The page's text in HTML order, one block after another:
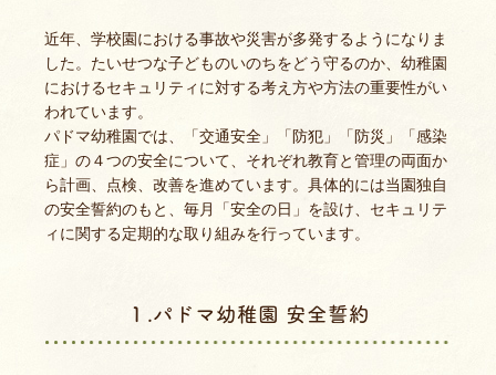
近年、学校園における事故や災害が多発するようになりま
した。たいせつな子どものいのちをどう守るのか、幼稚園
におけるセキュリティに対する考え方や方法の重要性がい
われています。
パドマ幼稚園では、「交通安全」「防犯」「防災」「感染
症」の４つの安全について、それぞれ教育と管理の両面か
ら計画、点検、改善を進めています。具体的には当園独自
の安全誓約のもと、毎月「安全の日」を設け、セキュリテ
ィに関する定期的な取り組みを行っています。
１.パドマ幼稚園 安全誓約